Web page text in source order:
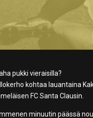
pukki vieraisilla?
kohtaa lauantaina
FC Santa Clausin.
minuutin päässä